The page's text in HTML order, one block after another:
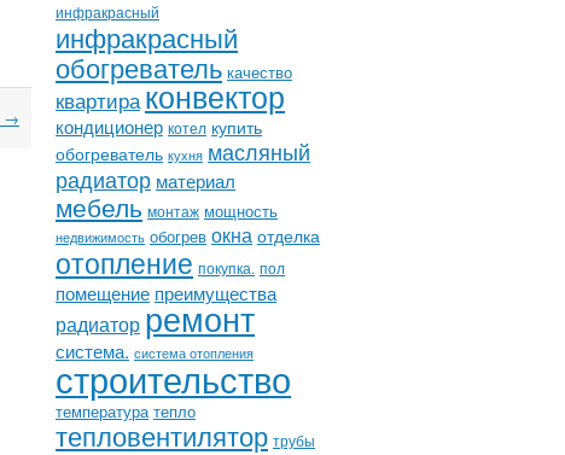
→
инфракрасный
инфракрасный
обогреватель качество
квартираконвектор
кондиционер котел купить
обогреватель кухня масляный
радиатор материал
мебель монтаж мощность
недвижимость обогрев окна отделка
отопление покупка. пол
помещение преимущества
радиаторремонт
система. система отопления
строительство
температура тепло
тепловентилятор трубы